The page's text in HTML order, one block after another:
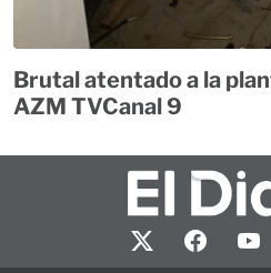
Brutal atentado a la
AZM TVCanal 9